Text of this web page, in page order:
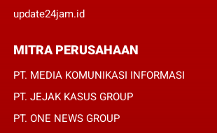
update24jam.id
MITRA PERUSAHAAN
PT. MEDIA KOMUNIKASI INFORMASI
PT. JEJAK KASUS GROUP
PT. ONE NEWS GROUP